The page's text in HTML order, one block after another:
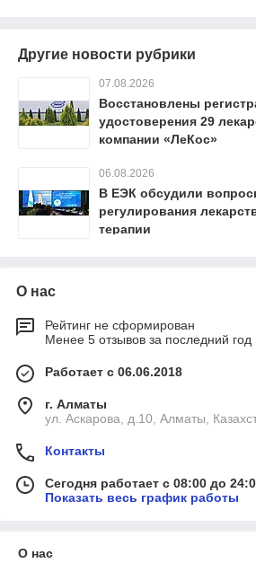
Другие новости рубрики
07.08.2026
Восстановлены
удостоверения 29
компании «ЛеКос»
06.08.2026
В ЕЭК обсудили
регулирования
терапии
О нас
Рейтинг не сформирован
Менее 5 отзывов за последний год
Работает с 06.06.2018
г. Алматы
ул. Аскарова, д.10, Алматы,
Контакты
Сегодня работает с 08:00 до
Показать весь график работы
О нас